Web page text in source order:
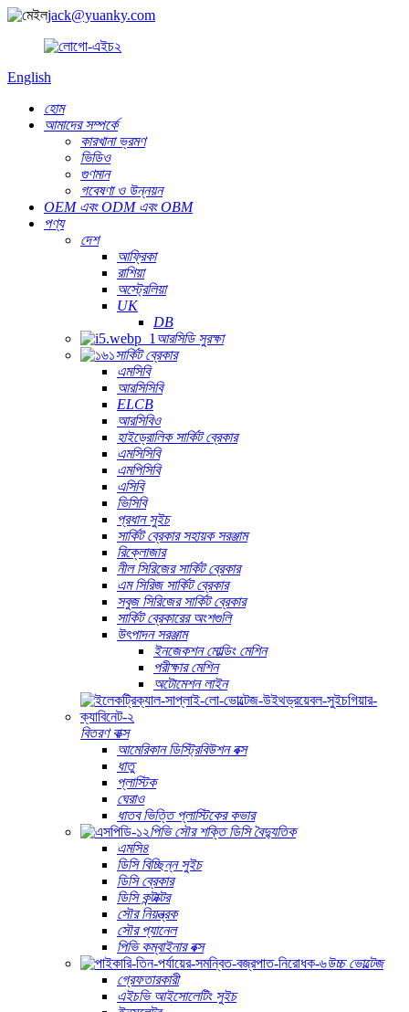
jack@yuanky.com
English
হোম
আমাদের সম্পর্কে
কারখানা ভ্রমণ
ভিডিও
গুণমান
গবেষণা ও উন্নয়ন
OEM এবং ODM এবং OBM
পণ্য
দেশ
আফ্রিকা
রাশিয়া
অস্ট্রেলিয়া
UK
DB
আরসিডি সুরক্ষা
সার্কিট ব্রেকার
এমসিবি
আরসিসিবি
ELCB
আরসিবিও
হাইড্রোলিক সার্কিট ব্রেকার
এমসিসিবি
এমপিসিবি
এসিবি
ভিসিবি
প্রধান সুইচ
সার্কিট ব্রেকার সহায়ক সরঞ্জাম
রিক্লোজার
নীল সিরিজের সার্কিট ব্রেকার
এম সিরিজ সার্কিট ব্রেকার
সবুজ সিরিজের সার্কিট ব্রেকার
সার্কিট ব্রেকারের অংশগুলি
উৎপাদন সরঞ্জাম
ইনজেকশন মোল্ডিং মেশিন
পরীক্ষার মেশিন
অটোমেশন লাইন
বিতরণ বাক্স
আমেরিকান ডিস্ট্রিবিউশন বক্স
ধাতু
প্লাস্টিক
ঘেরাও
ধাতব ভিত্তি প্লাস্টিকের কভার
পিভি সৌর শক্তি ডিসি বৈদ্যুতিক
এমসি৪
ডিসি বিচ্ছিন্ন সুইচ
ডিসি ব্রেকার
ডিসি কন্টাক্টর
সৌর নিয়ন্ত্রক
সৌর প্যানেল
পিভি কম্বাইনার বক্স
উচ্চ ভোল্টেজ
গ্রেফতারকারী
এইচভি আইসোলেটিং সুইচ